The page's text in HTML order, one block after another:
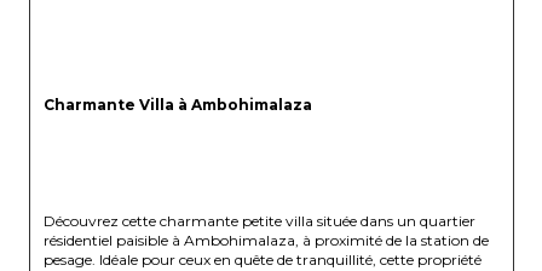
Charmante Villa à Ambohimalaza
Découvrez cette charmante petite villa située dans un quartier
résidentiel paisible à Ambohimalaza, à proximité de la station de
pesage. Idéale pour ceux en quête de tranquillité, cette propriété